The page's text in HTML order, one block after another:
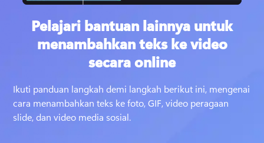
Pelajari bantuan lainnya untuk
menambahkan teks ke video
secara online
Ikuti panduan langkah demi langkah berikut ini, mengenai
cara menambahkan teks ke foto, GIF, video peragaan
slide, dan video media sosial.